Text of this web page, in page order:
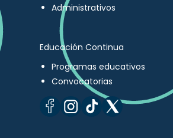
Administrativos
Educación Continua
Programas educativos
Convocatorias